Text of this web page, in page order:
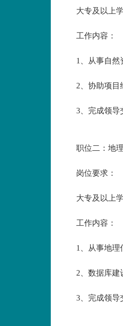
大专及以上
工作内容：
1、从事自然
2、协助项目
3、完成领导
职位二：地
岗位要求：
大专及以上
工作内容：
1、从事地理
2、数据库建
3、完成领导